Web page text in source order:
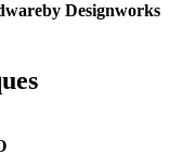
by Designworks